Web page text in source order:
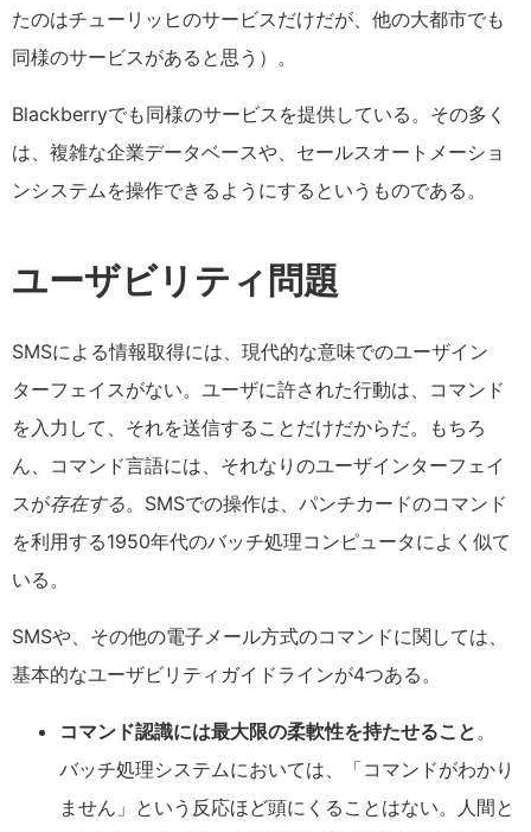
たのはチューリッヒのサービスだけだが、他の大都市でも
同様のサービスがあると思う）。
Blackberryでも同様のサービスを提供している。その多く
は、複雑な企業データベースや、セールスオートメーショ
ンシステムを操作できるようにするというものである。
ユーザビリティ問題
SMSによる情報取得には、現代的な意味でのユーザイン
ターフェイスがない。ユーザに許された行動は、コマンド
を入力して、それを送信することだけだからだ。もちろ
ん、コマンド言語には、それなりのユーザインターフェイ
スが存在する。SMSでの操作は、パンチカードのコマンド
を利用する1950年代のバッチ処理コンピュータによく似て
いる。
SMSや、その他の電子メール方式のコマンドに関しては、
基本的なユーザビリティガイドラインが4つある。
コマンド認識には最大限の柔軟性を持たせること。
バッチ処理システムにおいては、「コマンドがわかり
ません」という反応ほど頭にくることはない。人間と